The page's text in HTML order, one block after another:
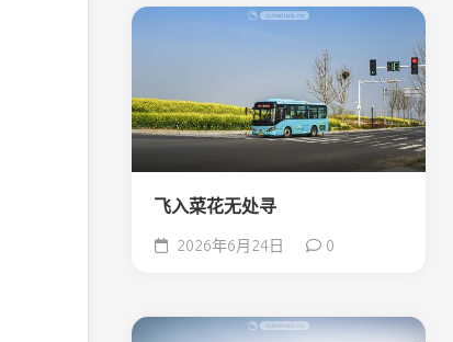
飞入菜花无处寻
2026年6月24日 0